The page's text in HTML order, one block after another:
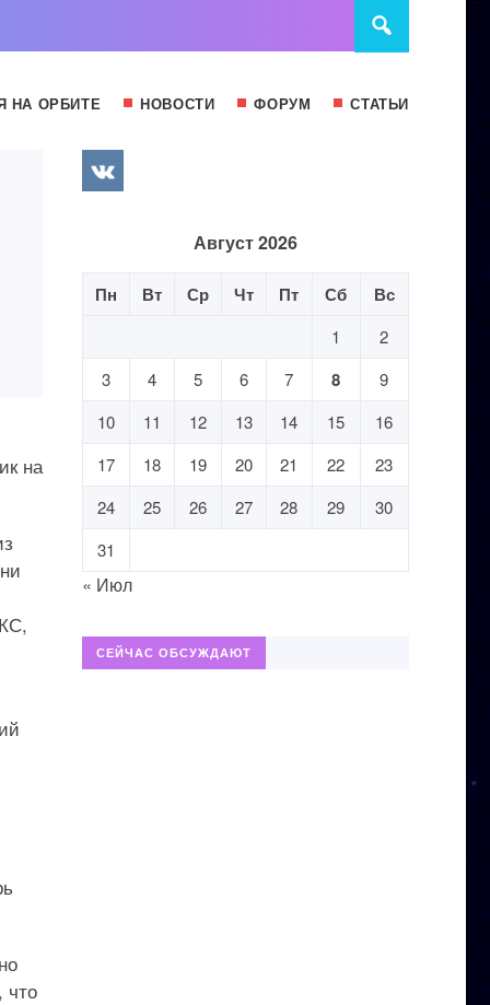
НА ОРБИТЕ НОВОСТИ ФОРУМ СТАТЬИ
на
что
Август 2026
Пн Вт Ср Чт Пт Сб Вс
1
2
3
4 5 6 7 8
9
10
11 12 13 14 15
16
17
18 19 20 21 22
23
24
25 26 27 28 29
30
31
« Июл
СЕЙЧАС ОБСУЖДАЮТ